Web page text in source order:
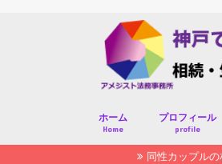
ホーム
Home
プロフィール
profile
同性カップル